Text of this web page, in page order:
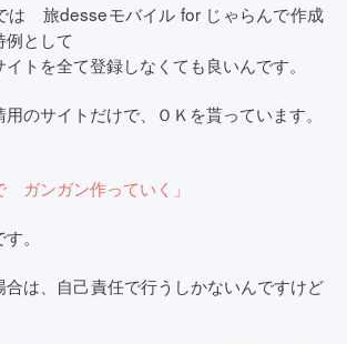
は 旅desseモバイル for じゃらんで作成
例として
トを全て登録しなくても良いんです。
のサイトだけで、ＯＫを貰っています。
ガンガン作っていく」
。
は、自己責任で行うしかないんですけど